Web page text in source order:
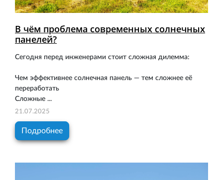
В чём проблема современных солнечных
панелей?
Сегодня перед инженерами стоит сложная дилемма:
Чем эффективнее солнечная панель — тем сложнее её
переработать
Сложные ...
21.07.2025
Подробнее